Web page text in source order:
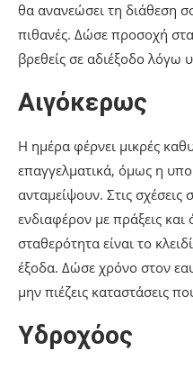
θα ανανεώσει τη διάθεση
πιθανές. Δώσε προσοχή
βρεθείς σε αδιέξοδο λόγω
Αιγόκερως
Η ημέρα φέρνει μικρές
επαγγελματικά, όμως η
ανταμείψουν. Στις σχέσεις
ενδιαφέρον με πράξεις και
σταθερότητα είναι το
έξοδα. Δώσε χρόνο στον
μην πιέζεις καταστάσεις
Υδροχόος